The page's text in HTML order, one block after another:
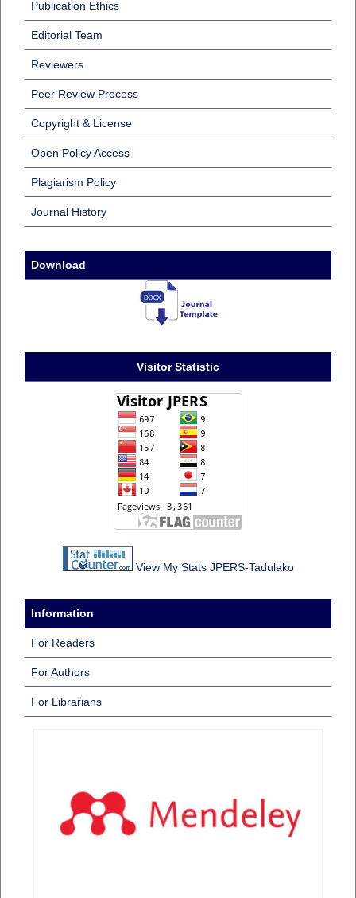
Publication Ethics
Editorial Team
Reviewers
Peer Review Process
Copyright & License
Open Policy Access
Plagiarism Policy
Journal History
Download
Visitor Statistic
View My Stats JPERS-Tadulako
Information
For Readers
For Authors
For Librarians